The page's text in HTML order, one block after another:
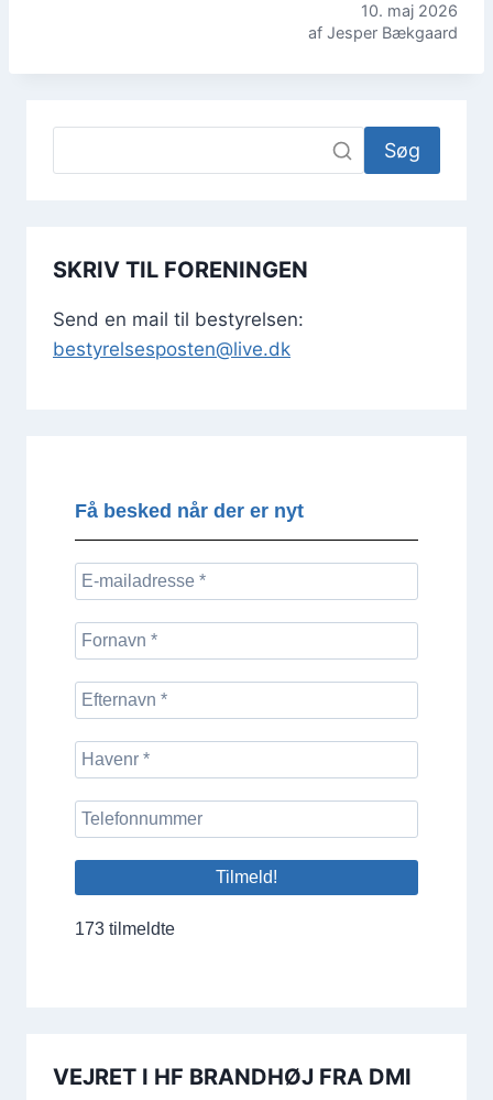
10. maj 2026
af Jes­per Bæk­gaard
Søg
SKRIV TIL FORENINGEN
Send en mail til bestyrelsen:
bestyrelsesposten@live.dk
Få besked når der er nyt
173 tilmeldte
VEJRET I HF BRANDHØJ FRA DMI